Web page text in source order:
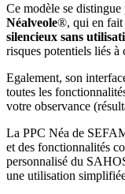
Ce modèle se
Néalveole®, qui en fait
silencieux sans
risques potentiels liés à
Egalement, son
toutes les
votre observance
La PPC Néa de
et des fonctionnalités
personnalisé du
une utilisation